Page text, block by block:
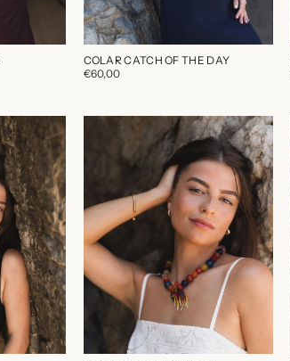
COLAR CATCH OF THE DAY
€60,00